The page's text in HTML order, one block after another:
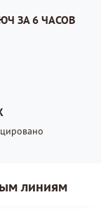
ЗА 6 ЧАСОВ
линиям